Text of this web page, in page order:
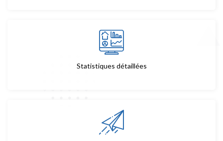
Statistiques détaillées